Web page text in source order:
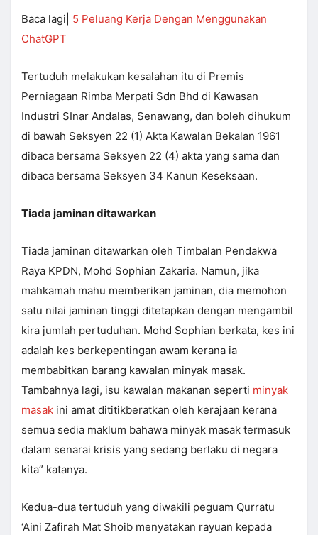
Baca lagi| 5 Peluang Kerja Dengan Menggunakan
ChatGPT
Tertuduh melakukan kesalahan itu di Premis
Perniagaan Rimba Merpati Sdn Bhd di Kawasan
Industri SInar Andalas, Senawang, dan boleh dihukum
di bawah Seksyen 22 (1) Akta Kawalan Bekalan 1961
dibaca bersama Seksyen 22 (4) akta yang sama dan
dibaca bersama Seksyen 34 Kanun Keseksaan.
Tiada jaminan ditawarkan
Tiada jaminan ditawarkan oleh Timbalan Pendakwa
Raya KPDN, Mohd Sophian Zakaria. Namun, jika
mahkamah mahu memberikan jaminan, dia memohon
satu nilai jaminan tinggi ditetapkan dengan mengambil
kira jumlah pertuduhan. Mohd Sophian berkata, kes ini
adalah kes berkepentingan awam kerana ia
membabitkan barang kawalan minyak masak.
Tambahnya lagi, isu kawalan makanan seperti minyak
masak ini amat dititikberatkan oleh kerajaan kerana
semua sedia maklum bahawa minyak masak termasuk
dalam senarai krisis yang sedang berlaku di negara
kita” katanya.
Kedua-dua tertuduh yang diwakili peguam Qurratu
‘Aini Zafirah Mat Shoib menyatakan rayuan kepada